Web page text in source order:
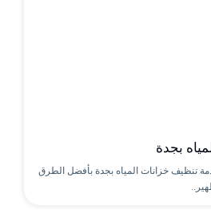
بجدة
تنظيف خزانات المياه بجدة بأفضل الطرق